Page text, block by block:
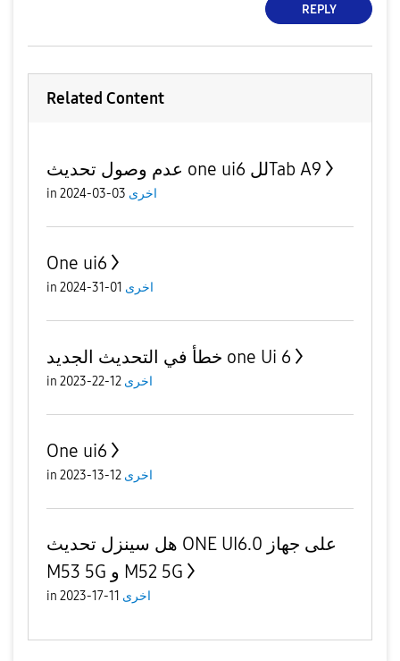
REPLY
Related Content
عدم وصول تحديث one ui6 للTab A9
in اخرى 03-03-2024
One ui6
in اخرى 01-31-2024
خطأ في التحديث الجديد one Ui 6
in اخرى 12-22-2023
One ui6
in اخرى 12-13-2023
هل سينزل تحديث ONE UI6.0 على جهاز
M53 5G و M52 5G
in اخرى 11-17-2023